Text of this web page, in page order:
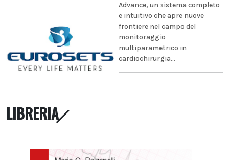
Advance, un sistema completo
e intuitivo che apre nuove
frontiere nel campo del
monitoraggio
multiparametrico in
cardiochirurgia...
LIBRERIA